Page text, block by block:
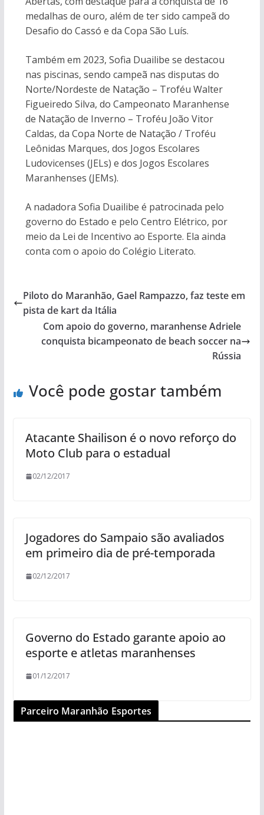
medalhas de ouro, além de ter sido campeã do
Desafio do Cassó e da Copa São Luís.
Também em 2023, Sofia Duailibe se destacou
nas piscinas, sendo campeã nas disputas do
Norte/Nordeste de Natação – Troféu Walter
Figueiredo Silva, do Campeonato Maranhense
de Natação de Inverno – Troféu João Vitor
Caldas, da Copa Norte de Natação / Troféu
Leônidas Marques, dos Jogos Escolares
Ludovicenses (JELs) e dos Jogos Escolares
Maranhenses (JEMs).
A nadadora Sofia Duailibe é patrocinada pelo
governo do Estado e pelo Centro Elétrico, por
meio da Lei de Incentivo ao Esporte. Ela ainda
conta com o apoio do Colégio Literato.
Piloto do Maranhão, Gael Rampazzo, faz teste em
pista de kart da Itália
Com apoio do governo, maranhense Adriele
conquista bicampeonato de beach soccer na
Rússia
Você pode gostar também
Atacante Shailison é o novo reforço do
Moto Club para o estadual
02/12/2017
Jogadores do Sampaio são avaliados
em primeiro dia de pré-temporada
02/12/2017
Governo do Estado garante apoio ao
esporte e atletas maranhenses
01/12/2017
Parceiro Maranhão Esportes